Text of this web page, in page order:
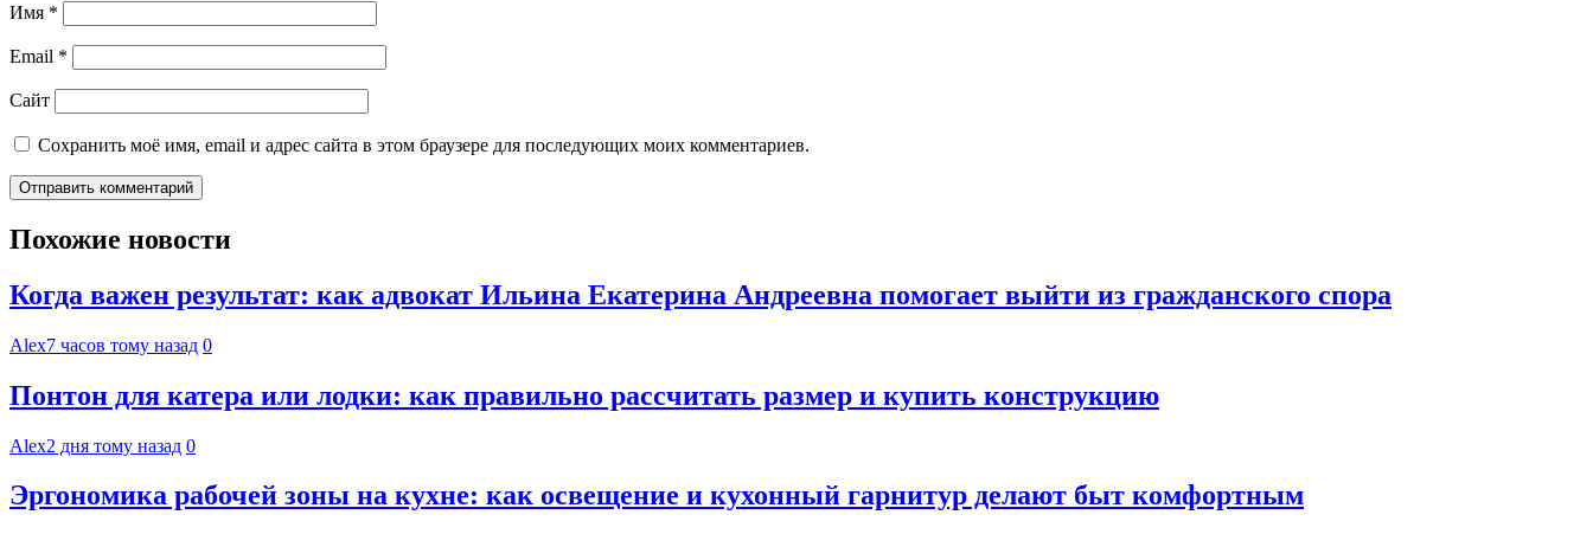
Имя *
Email *
Сайт
Сохранить моё имя, email и адрес сайта в этом браузере для последующих моих комментариев.
Похожие новости
Когда важен результат: как адвокат Ильина Екатерина Андреевна помогает выйти из гражданского спора
Alex7 часов тому назад 0
Понтон для катера или лодки: как правильно рассчитать размер и купить конструкцию
Alex2 дня тому назад 0
Эргономика рабочей зоны на кухне: как освещение и кухонный гарнитур делают быт комфортным